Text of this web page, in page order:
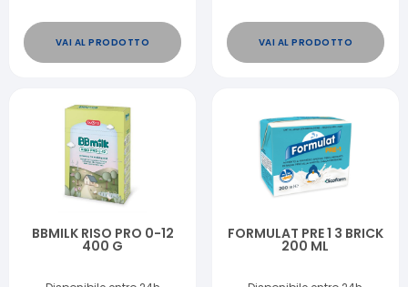
VAI AL PRODOTTO VAI AL PRODOTTO
BBMILK RISO PRO 0-12
400 G
FORMULAT PRE 1 3 BRICK
200 ML